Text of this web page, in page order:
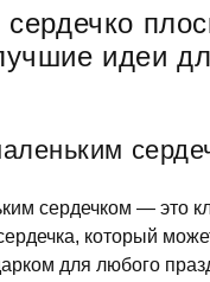
сердечко
идеи
сердечком — это
который
для любого